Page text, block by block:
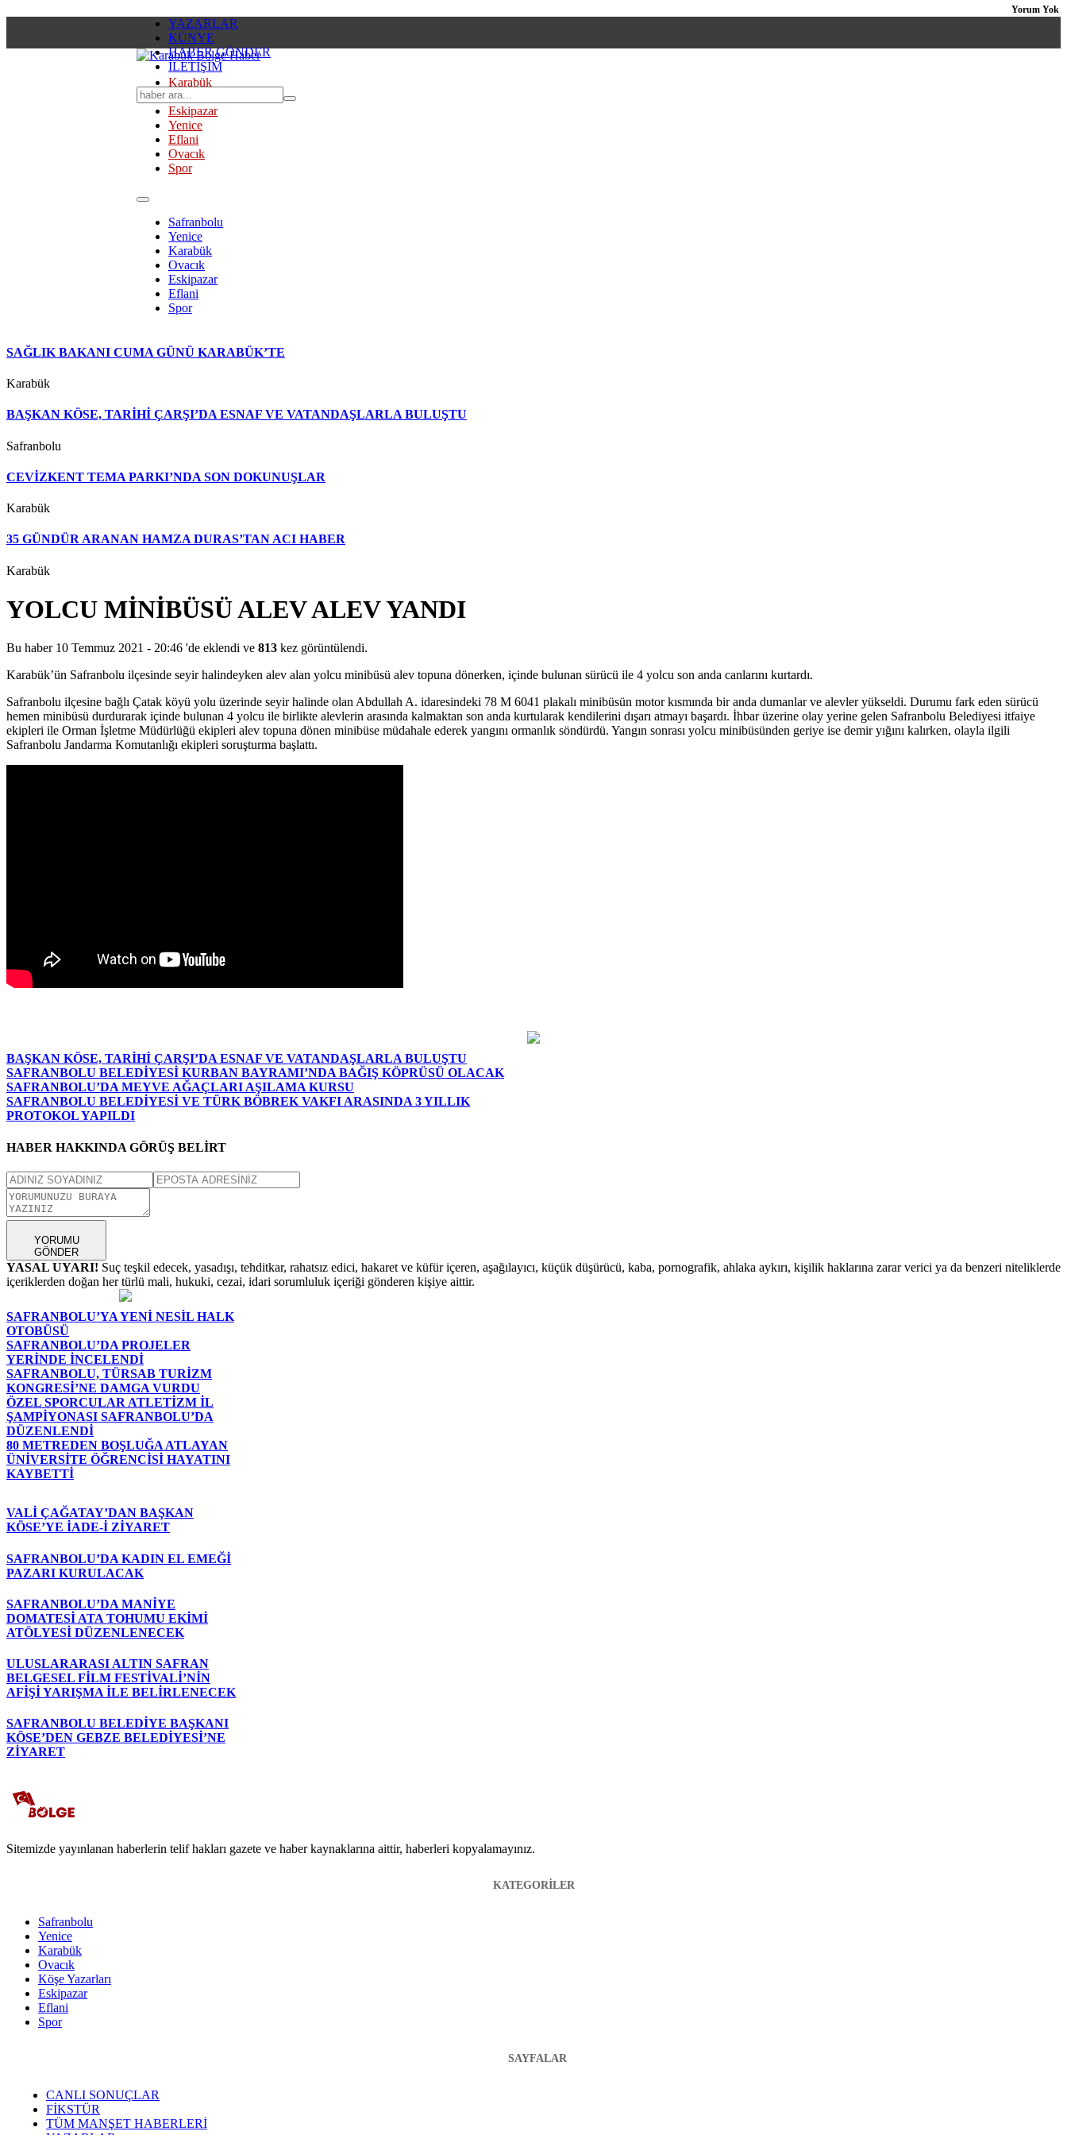
YAZARLAR
KÜNYE
HABER GÖNDER
İLETİŞİM
Karabük
Safranbolu
Eskipazar
Yenice
Eflani
Ovacık
Spor
Safranbolu
Yenice
Karabük
Ovacık
Eskipazar
Eflani
Spor
SAĞLIK BAKANI CUMA GÜNÜ KARABÜK’TE
Karabük
BAŞKAN KÖSE, TARİHİ ÇARŞI’DA ESNAF VE VATANDAŞLARLA BULUŞTU
Safranbolu
CEVİZKENT TEMA PARKI’NDA SON DOKUNUŞLAR
Karabük
35 GÜNDÜR ARANAN HAMZA DURAS’TAN ACI HABER
Karabük
YOLCU MİNİBÜSÜ ALEV ALEV YANDI
Bu haber 10 Temmuz 2021 - 20:46 'de eklendi ve 813 kez görüntülendi.
Karabük’ün Safranbolu ilçesinde seyir halindeyken alev alan yolcu minibüsü alev topuna dönerken, içinde bulunan sürücü ile 4 yolcu son anda canlarını kurtardı.
Safranbolu ilçesine bağlı Çatak köyü yolu üzerinde seyir halinde olan Abdullah A. idaresindeki 78 M 6041 plakalı minibüsün motor kısmında bir anda dumanlar ve alevler yükseldi. Durumu fark eden sürücü
hemen minibüsü durdurarak içinde bulunan 4 yolcu ile birlikte alevlerin arasında kalmaktan son anda kurtularak kendilerini dışarı atmayı başardı. İhbar üzerine olay yerine gelen Safranbolu Belediyesi itfaiye
ekipleri ile Orman İşletme Müdürlüğü ekipleri alev topuna dönen minibüse müdahale ederek yangını ormanlık söndürdü. Yangın sonrası yolcu minibüsünden geriye ise demir yığını kalırken, olayla ilgili
Safranbolu Jandarma Komutanlığı ekipleri soruşturma başlattı.
BAŞKAN KÖSE, TARİHİ ÇARŞI’DA ESNAF VE VATANDAŞLARLA BULUŞTU
SAFRANBOLU BELEDİYESİ KURBAN BAYRAMI’NDA BAĞIŞ KÖPRÜSÜ OLACAK
SAFRANBOLU’DA MEYVE AĞAÇLARI AŞILAMA KURSU
SAFRANBOLU BELEDİYESİ VE TÜRK BÖBREK VAKFI ARASINDA 3 YILLIK
PROTOKOL YAPILDI
HABER HAKKINDA GÖRÜŞ BELİRT
Yorum Yok
YORUMU
GÖNDER
YASAL UYARI! Suç teşkil edecek, yasadışı, tehditkar, rahatsız edici, hakaret ve küfür içeren, aşağılayıcı, küçük düşürücü, kaba, pornografik, ahlaka aykırı, kişilik haklarına zarar verici ya da benzeri niteliklerde
içeriklerden doğan her türlü mali, hukuki, cezai, idari sorumluluk içeriği gönderen kişiye aittir.
SAFRANBOLU’YA YENİ NESİL HALK
OTOBÜSÜ
SAFRANBOLU’DA PROJELER
YERİNDE İNCELENDİ
SAFRANBOLU, TÜRSAB TURİZM
KONGRESİ’NE DAMGA VURDU
ÖZEL SPORCULAR ATLETİZM İL
ŞAMPİYONASI SAFRANBOLU’DA
DÜZENLENDİ
80 METREDEN BOŞLUĞA ATLAYAN
ÜNİVERSİTE ÖĞRENCİSİ HAYATINI
KAYBETTİ
VALİ ÇAĞATAY’DAN BAŞKAN
KÖSE’YE İADE-İ ZİYARET
SAFRANBOLU’DA KADIN EL EMEĞİ
PAZARI KURULACAK
SAFRANBOLU’DA MANİYE
DOMATESİ ATA TOHUMU EKİMİ
ATÖLYESİ DÜZENLENECEK
ULUSLARARASI ALTIN SAFRAN
BELGESEL FİLM FESTİVALİ’NİN
AFİŞİ YARIŞMA İLE BELİRLENECEK
SAFRANBOLU BELEDİYE BAŞKANI
KÖSE’DEN GEBZE BELEDİYESİ’NE
ZİYARET
Sitemizde yayınlanan haberlerin telif hakları gazete ve haber kaynaklarına aittir, haberleri kopyalamayınız.
KATEGORİLER
Safranbolu
Yenice
Karabük
Ovacık
Köşe Yazarları
Eskipazar
Eflani
Spor
SAYFALAR
CANLI SONUÇLAR
FİKSTÜR
TÜM MANŞET HABERLERİ